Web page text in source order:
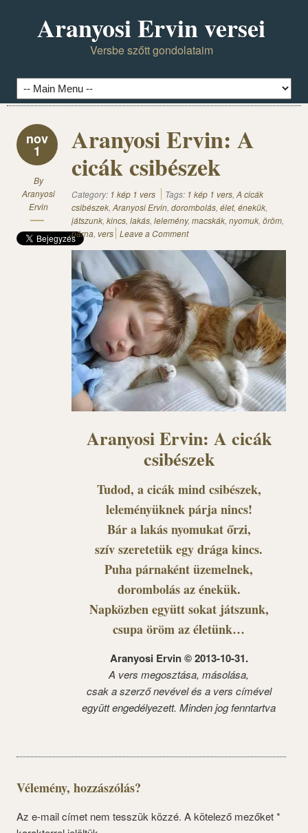
Aranyosi Ervin versei
Versbe szőtt gondolataim
nov
1
By
Aranyosi
Ervin
Aranyosi Ervin: A
cicák csibészek
Category: 1 kép 1 vers Tags: 1 kép 1 vers, A cicák
csibészek, Aranyosi Ervin, dorombolás, élet, énekük,
játszunk, kincs, lakás, lelemény, macskák, nyomuk, öröm,
párna, vers Leave a Comment
Aranyosi Ervin: A cicák
csibészek
Tudod, a cicák mind csibészek,
leleményüknek párja nincs!
Bár a lakás nyomukat őrzi,
szív szeretetük egy drága kincs.
Puha párnaként üzemelnek,
dorombolás az énekük.
Napközben együtt sokat játszunk,
csupa öröm az életünk…
Aranyosi Ervin © 2013-10-31.
A vers megosztása, másolása,
csak a szerző nevével és a vers címével
együtt engedélyezett. Minden jog fenntartva
Vélemény, hozzászólás?
Az e-mail címet nem tesszük közzé. A kötelező mezőket*